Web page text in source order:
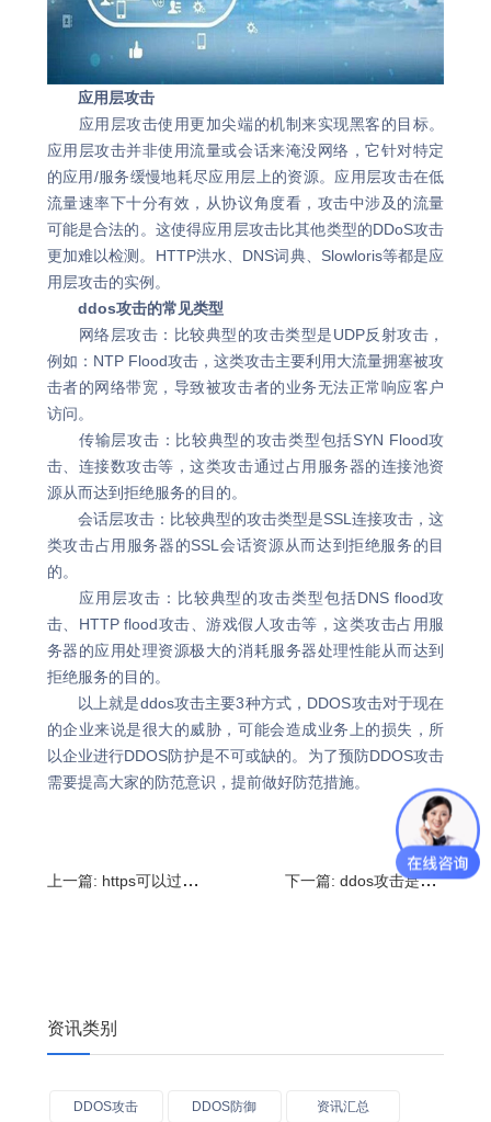
应用层攻击
应用层攻击使用更加尖端的机制来实现黑客的目标。
应用层攻击并非使用流量或会话来淹没网络，它针对特定
的应用/服务缓慢地耗尽应用层上的资源。应用层攻击在低
流量速率下十分有效，从协议角度看，攻击中涉及的流量
可能是合法的。这使得应用层攻击比其他类型的DDoS攻击
更加难以检测。HTTP洪水、DNS词典、Slowloris等都是应
用层攻击的实例。
ddos攻击的常见类型
网络层攻击：比较典型的攻击类型是UDP反射攻击，
例如：NTP Flood攻击，这类攻击主要利用大流量拥塞被攻
击者的网络带宽，导致被攻击者的业务无法正常响应客户
访问。
传输层攻击：比较典型的攻击类型包括SYN Flood攻
击、连接数攻击等，这类攻击通过占用服务器的连接池资
源从而达到拒绝服务的目的。
会话层攻击：比较典型的攻击类型是SSL连接攻击，这
类攻击占用服务器的SSL会话资源从而达到拒绝服务的目
的。
应用层攻击：比较典型的攻击类型包括DNS flood攻
击、HTTP flood攻击、游戏假人攻击等，这类攻击占用服
务器的应用处理资源极大的消耗服务器处理性能从而达到
拒绝服务的目的。
以上就是ddos攻击主要3种方式，DDOS攻击对于现在
的企业来说是很大的威胁，可能会造成业务上的损失，所
以企业进行DDOS防护是不可或缺的。为了预防DDOS攻击
需要提高大家的防范意识，提前做好防范措施。
上一篇: https可以过滤DDoS攻击吗,怎么防御DDOS攻击 下一篇:ddos攻击是利用什么进行攻击?怎么防御DDoS攻击
资讯类别
DDOS攻击 DDOS防御 资讯汇总